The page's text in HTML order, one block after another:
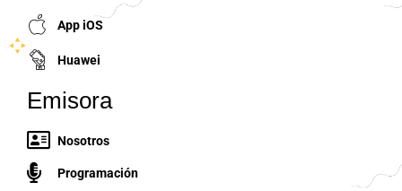
App iOS
Huawei
Emisora
Nosotros
Programación